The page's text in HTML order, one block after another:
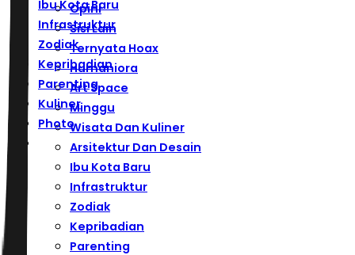
Ibu Kota Baru
Infrastruktur
Zodiak
Kepribadian
Parenting
Kuliner
Photo
Opini
Sisi Lain
Ternyata Hoax
Humaniora
Art Space
Minggu
Wisata Dan Kuliner
Arsitektur Dan Desain
Ibu Kota Baru
Infrastruktur
Zodiak
Kepribadian
Parenting